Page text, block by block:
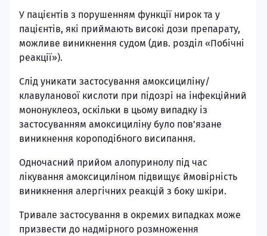
У пацієнтів з порушенням функції нирок та у
пацієнтів, які приймають високі дози препарату,
можливе виникнення судом (див. розділ «Побічні
реакції»).
Слід уникати застосування амоксициліну/
клавуланової кислоти при підозрі на інфекційний
мононуклеоз, оскільки в цьому випадку із
застосуванням амоксициліну було пов’язане
виникнення короподібного висипання.
Одночасний прийом алопуринолу під час
лікування амоксициліном підвищує ймовірність
виникнення алергічних реакцій з боку шкіри.
Тривале застосування в окремих випадках може
призвести до надмірного розмноження